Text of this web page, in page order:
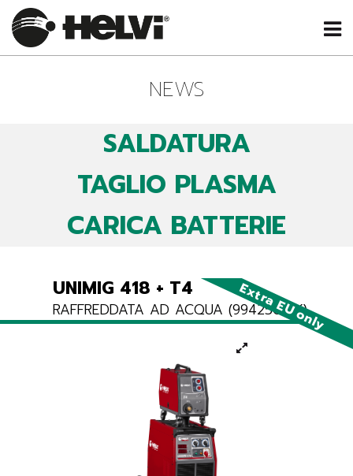
NEWS
SALDATURA
TAGLIO PLASMA
CARICA BATTERIE
Extra EU only
UNIMIG 418 + T4
RAFFREDDATA AD ACQUA (99425051K)